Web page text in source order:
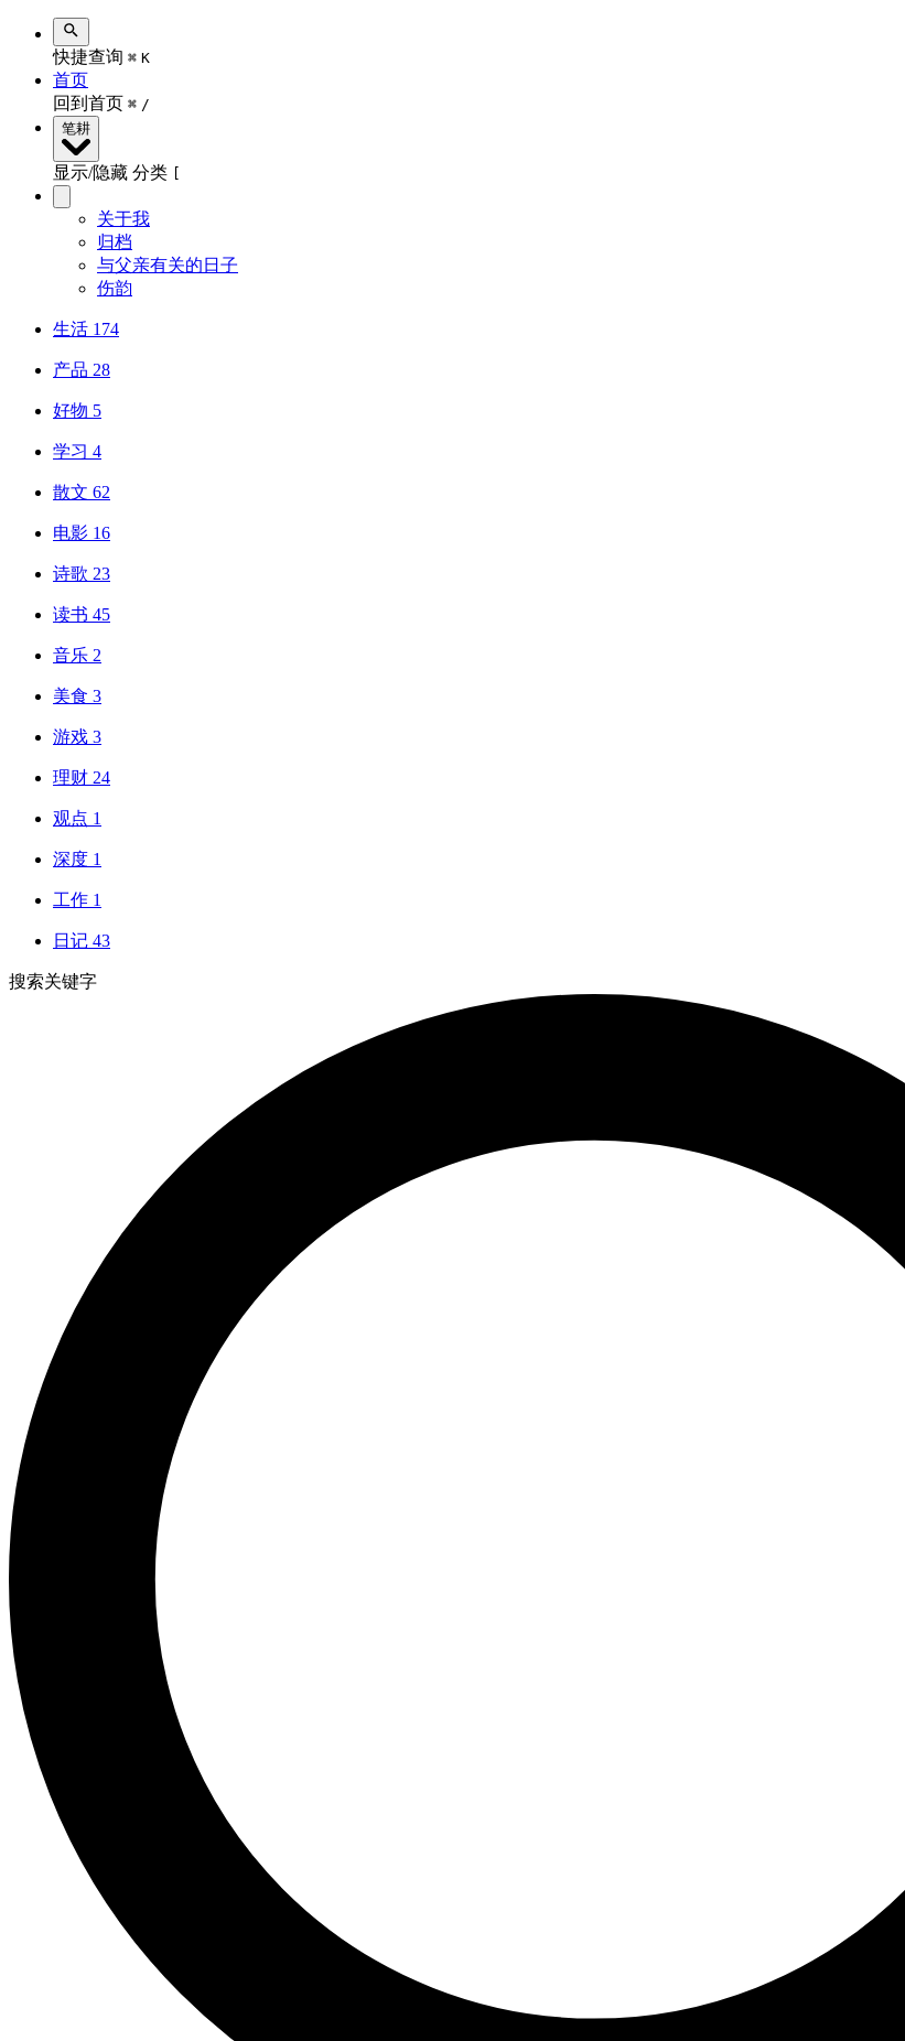
快捷查询 ⌘ K
首页
回到首页 ⌘ /
笔耕
显示/隐藏 分类
关于我
归档
与父亲有关的日子
伤韵
生活 174
产品 28
好物 5
学习 4
散文 62
电影 16
诗歌 23
读书 45
音乐 2
美食 3
游戏 3
理财 24
观点 1
深度 1
工作 1
日记 43
搜索关键字